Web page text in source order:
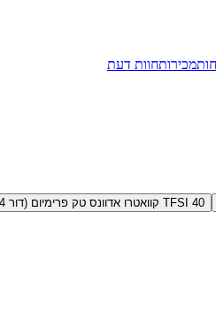
מכירותחוות דעת
40 TFSI קוואטרו אדוונס טק פרימיום (דור 4)